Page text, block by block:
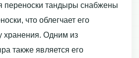
переноски тандыры снабжены
что облегчает его
хранения. Одним из
также является его